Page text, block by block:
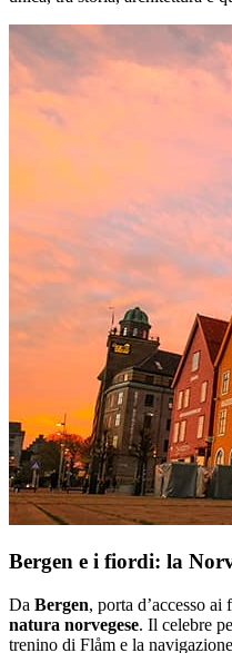
Bergen e i fiordi: la
Da Bergen, porta d’accesso
natura norvegese. Il celebre
trenino di Flåm e la